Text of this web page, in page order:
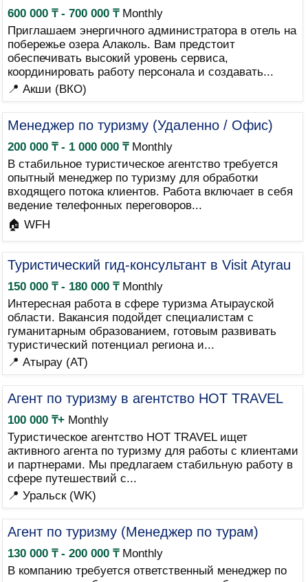
600 000 ₸ - 700 000 ₸Monthly
Приглашаем энергичного администратора в отель на
побережье озера Алаколь. Вам предстоит
обеспечивать высокий уровень сервиса,
координировать работу персонала и создавать...
📍 Акши (ВКО)
Менеджер по туризму (Удаленно / Офис)
200 000 ₸ - 1 000 000 ₸Monthly
В стабильное туристическое агентство требуется
опытный менеджер по туризму для обработки
входящего потока клиентов. Работа включает в себя
ведение телефонных переговоров...
🏠 WFH
Туристический гид-консультант в Visit Atyrau
150 000 ₸ - 180 000 ₸Monthly
Интересная работа в сфере туризма Атырауской
области. Вакансия подойдет специалистам с
гуманитарным образованием, готовым развивать
туристический потенциал региона и...
📍 Атырау (AT)
Агент по туризму в агентство HOT TRAVEL
100 000 ₸+Monthly
Туристическое агентство HOT TRAVEL ищет
активного агента по туризму для работы с клиентами
и партнерами. Мы предлагаем стабильную работу в
сфере путешествий с...
📍 Уральск (WK)
Агент по туризму (Менеджер по турам)
130 000 ₸ - 200 000 ₸Monthly
В компанию требуется ответственный менеджер по